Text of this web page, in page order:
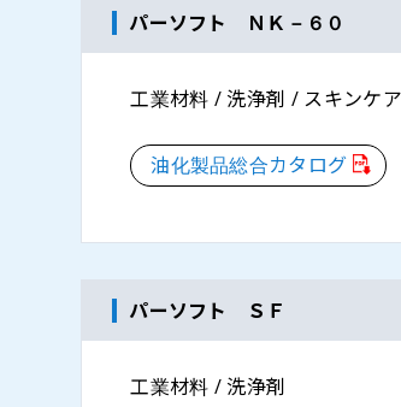
パーソフト ＮＫ－６０
工業材料 / 洗浄剤 / スキンケ
油化製品総合カタログ
パーソフト ＳＦ
工業材料 / 洗浄剤